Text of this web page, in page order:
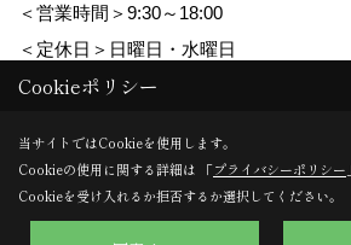
＜営業時間＞9:30～18:00
＜定休日＞日曜日・水曜日
Copyright (c) Nozomi Housing. All Rights
Produced byゴデスクリエイト
Cookieポリシー
当サイトではCookieを使用します。
Cookieの使用に関する詳細は 「プライバシーポリシー
Cookieを受け入れるか拒否するか選択してください。